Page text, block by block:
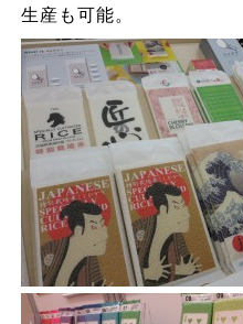
生産も可能。